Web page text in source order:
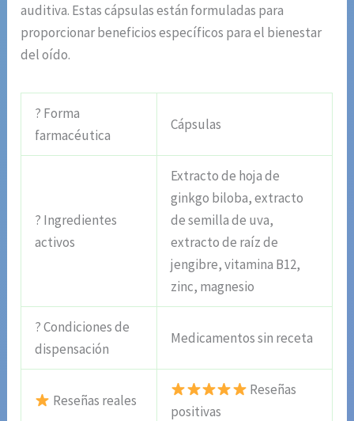
auditiva. Estas cápsulas están formuladas para
proporcionar beneficios específicos para el bienestar
del oído.
? Forma
farmacéutica
Cápsulas
? Ingredientes
activos
Extracto de hoja de
ginkgo biloba, extracto
de semilla de uva,
extracto de raíz de
jengibre, vitamina B12,
zinc, magnesio
? Condiciones de
dispensación
Medicamentos sin receta
Reseñas reales
Reseñas
positivas